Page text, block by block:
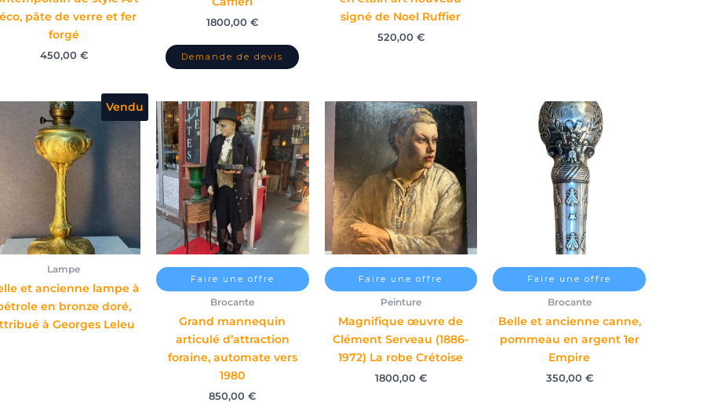
pâte de verre et fer
forgé
450,00 €
1800,00€
signé de Noel Ruffier
520,00 €
Vendu
Lampe
et ancienne lampe à
en bronze doré,
à Georges Leleu
Faire une offre
Brocante
Grand mannequin
articulé d’attraction
foraine, automate vers
1980
850,00€
Faire une offre
Peinture
Magnifique œuvre de
Clément Serveau (1886-
1972) La robe Crétoise
1800,00 €
Faire une offre
Brocante
Belle et ancienne canne,
pommeau en argent 1er
Empire
350,00 €